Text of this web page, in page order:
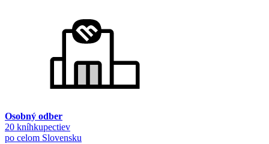
Osobný odber
20 kníhkupectiev
po celom Slovensku